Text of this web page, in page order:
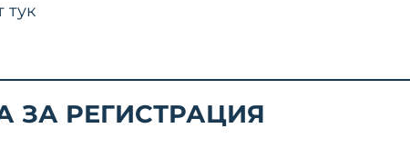
тук
ЗА РЕГИСТРАЦИЯ